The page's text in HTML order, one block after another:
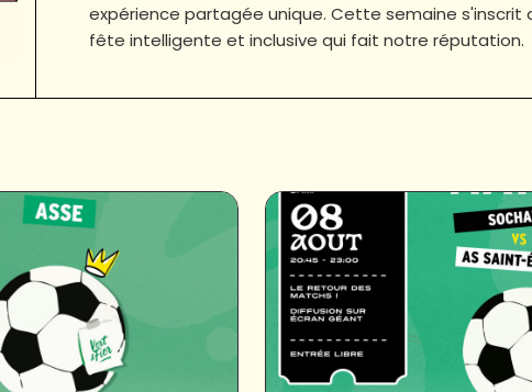
expérience partagée unique. Cette semaine
fête intelligente et inclusive qui fait notre réputation.